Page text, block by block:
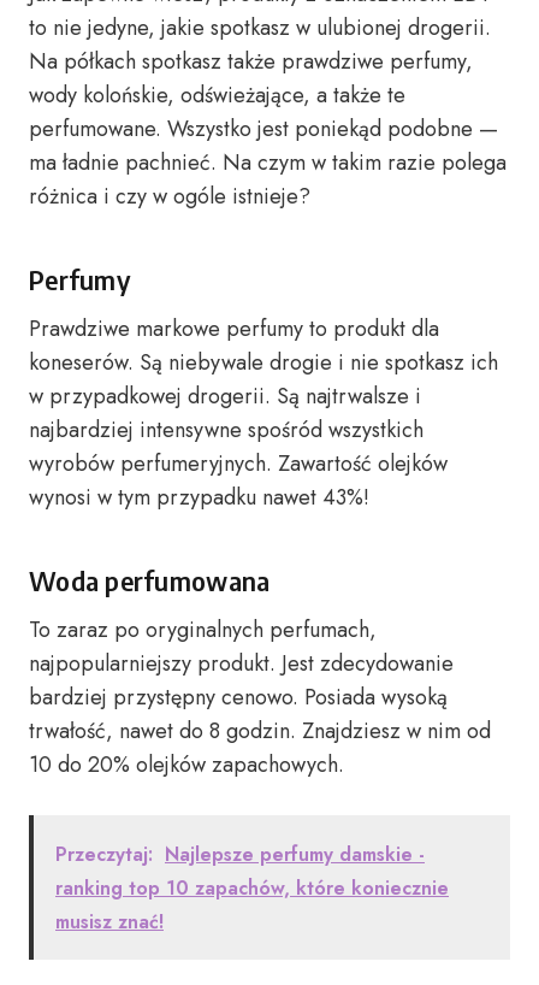
to nie jedyne, jakie spotkasz w ulubionej drogerii.
Na półkach spotkasz także prawdziwe perfumy,
wody kolońskie, odświeżające, a także te
perfumowane. Wszystko jest poniekąd podobne —
ma ładnie pachnieć. Na czym w takim razie polega
różnica i czy w ogóle istnieje?
Perfumy
Prawdziwe markowe perfumy to produkt dla
koneserów. Są niebywale drogie i nie spotkasz ich
w przypadkowej drogerii. Są najtrwalsze i
najbardziej intensywne spośród wszystkich
wyrobów perfumeryjnych. Zawartość olejków
wynosi w tym przypadku nawet 43%!
Woda perfumowana
To zaraz po oryginalnych perfumach,
najpopularniejszy produkt. Jest zdecydowanie
bardziej przystępny cenowo. Posiada wysoką
trwałość, nawet do 8 godzin. Znajdziesz w nim od
10 do 20% olejków zapachowych.
Przeczytaj: Najlepsze perfumy damskie -
ranking top 10 zapachów, które koniecznie
musisz znać!